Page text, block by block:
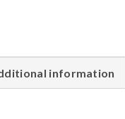
information